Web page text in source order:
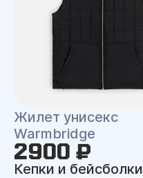
Жилет унисекс
Warmbridge
2900 ₽
Кепки и бейсболки